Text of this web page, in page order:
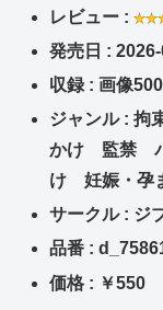
レビュー :
発売日 :
収録 : 画像
ジャンル :
かけ 監禁
け 妊娠・孕
サークル : ジ
品番 :
価格 : ￥550